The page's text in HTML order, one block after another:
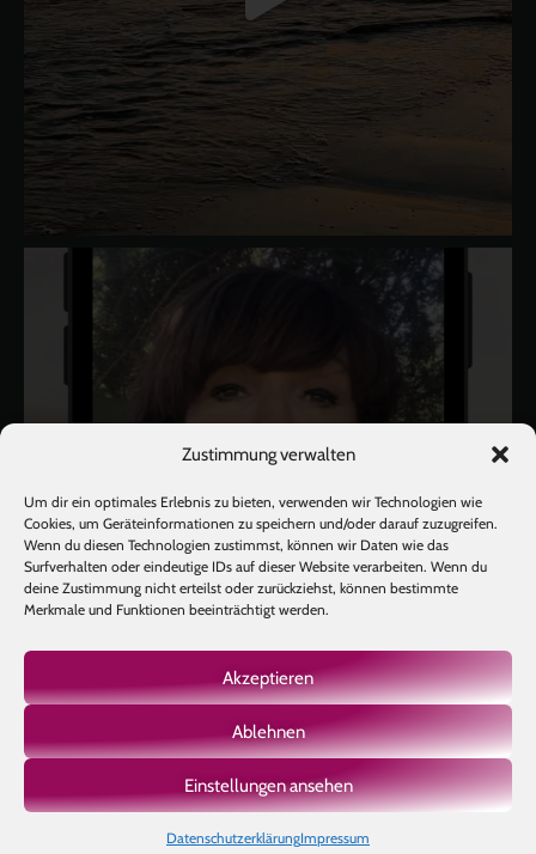
Zustimmung verwalten
Um dir ein optimales Erlebnis zu bieten, verwenden wir Technologien wie
Cookies, um Geräteinformationen zu speichern und/oder darauf zuzugreifen.
Wenn du diesen Technologien zustimmst, können wir Daten wie das
Surfverhalten oder eindeutige IDs auf dieser Website verarbeiten. Wenn du
deine Zustimmung nicht erteilst oder zurückziehst, können bestimmte
Merkmale und Funktionen beeinträchtigt werden.
Akzeptieren
Ablehnen
Einstellungen ansehen
DatenschutzerklärungImpressum
Mehr laden Auf Instagram folgen